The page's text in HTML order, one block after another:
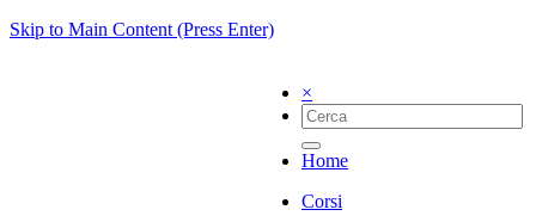
Skip to Main Content (Press Enter)
×
Home
Corsi